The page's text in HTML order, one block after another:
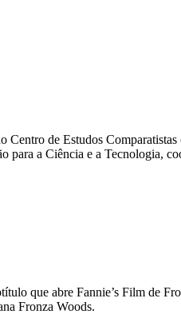
Centro de Estudos
para a Ciência e a Tecnologia,
que abre Fannie’s Film de
Fronza Woods.